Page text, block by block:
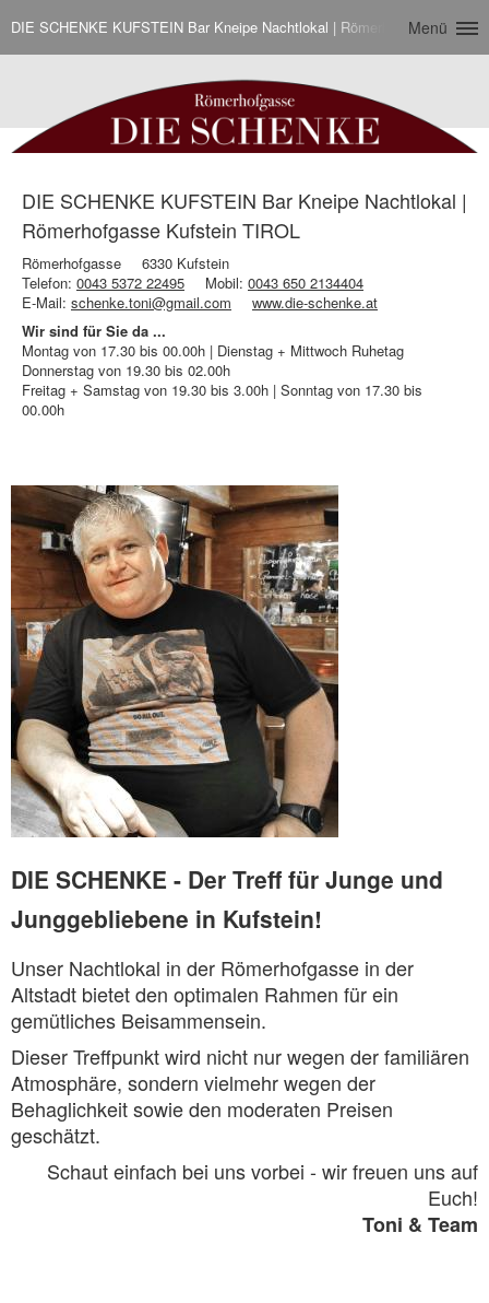
DIE SCHENKE KUFSTEIN Bar Kneipe Nachtlokal | Römerhofgasse
Menü
DIE SCHENKE KUFSTEIN Bar Kneipe Nachtlokal |
Römerhofgasse Kufstein TIROL
Römerhofgasse
6330 Kufstein
Telefon: 0043 5372 22495 Mobil: 0043 650 2134404
E-Mail: schenke.toni@gmail.com
www.die-schenke.at
Wir sind für Sie da ...
Montag von 17.30 bis 00.00h | Dienstag + Mittwoch Ruhetag
Donnerstag von 19.30 bis 02.00h
Freitag + Samstag von 19.30 bis 3.00h | Sonntag von 17.30 bis
00.00h
DIE SCHENKE - Der Treff für Junge und
Junggebliebene in Kufstein!
Unser Nachtlokal in der Römerhofgasse in der
Altstadt bietet den optimalen Rahmen für ein
gemütliches Beisammensein.
Dieser Treffpunkt wird nicht nur wegen der familiären
Atmosphäre, sondern vielmehr wegen der
Behaglichkeit sowie den moderaten Preisen
geschätzt.
Schaut einfach bei uns vorbei - wir freuen uns auf
Euch!
Toni & Team